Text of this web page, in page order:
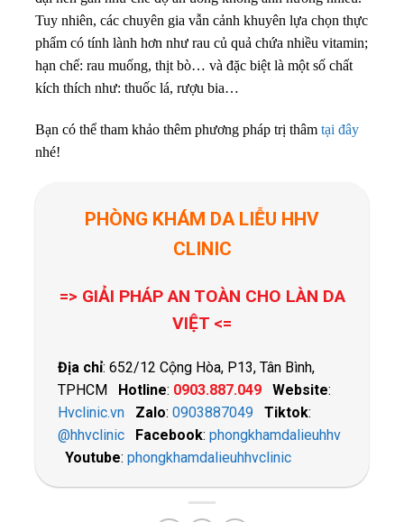
Tuy nhiên, các chuyên gia vẫn cảnh khuyên lựa chọn thực
phẩm có tính lành hơn như rau củ quả chứa nhiều vitamin;
hạn chế: rau muống, thịt bò… và đặc biệt là một số chất
kích thích như: thuốc lá, rượu bia…
Bạn có thể tham khảo thêm phương pháp trị thâm tại đây
nhé!
PHÒNG KHÁM DA LIỄU HHV
CLINIC
=> GIẢI PHÁP AN TOÀN CHO LÀN DA
VIỆT <=
Địa chỉ: 652/12 Cộng Hòa, P13, Tân Bình,
TPHCM Hotline: 0903.887.049 Website:
Hvclinic.vn
Zalo: 0903887049 Tiktok:
@hhvclinic
Facebook: phongkhamdalieuhhv
Youtube: phongkhamdalieuhhvclinic